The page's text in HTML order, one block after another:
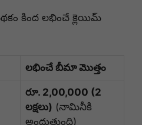
కింద లభించే క్లెయిమ్
లభించే బీమా మొత్తం
రూ. 2,00,000 (2
లక్షలు) (నామినీకి
అందుతుంది)